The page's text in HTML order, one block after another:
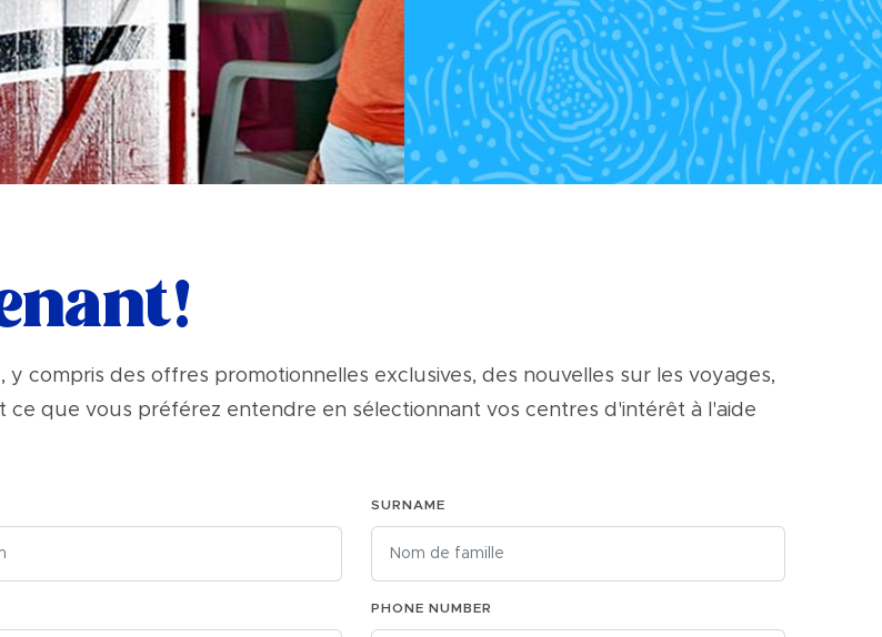
compris des offres promotionnelles exclusives, des nouvelles sur les voyages,
que vous préférez entendre en sélectionnant vos centres d'intérêt à l'aide
SURNAME
PHONE NUMBER